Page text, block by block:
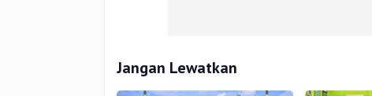
Jangan Lewatkan